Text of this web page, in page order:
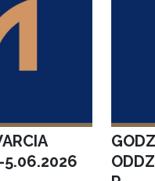
5.06.2026